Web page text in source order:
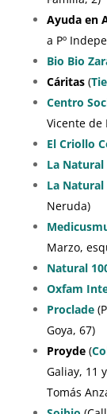
Ayuda en
a Pº
Bio Bio
Cáritas(
Centro
Vicente de
El Criollo
La Natural
La Natural
Neruda)
Marzo,
Natural
Oxfam
Proclade
Goya, 67)
Proyde(
Galiay, 11 y
Tomás